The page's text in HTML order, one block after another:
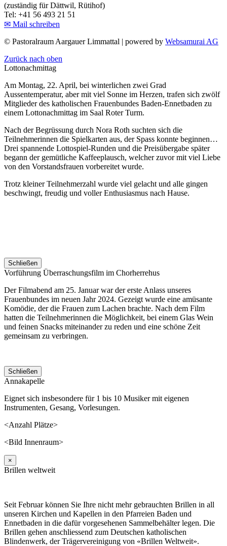
(zuständig für Dättwil, Rütihof)
Tel: +41 56 493 21 51
✉ Mail schreiben
© Pastoralraum Aargauer Limmattal | powered by Websamurai AG
Zurück nach oben
Lottonachmittag
Am Montag, 22. April, bei winterlichen zwei Grad
Aussentemperatur, aber mit viel Sonne im Herzen, trafen sich zwölf
Mitglieder des katholischen Frauenbundes Baden-Ennetbaden zu
einem Lottonachmittag im Saal Roter Turm.
Nach der Begrüssung durch Nora Roth suchten sich die
Teilnehmerinnen die Spielkarten aus, der Spass konnte beginnen…
Drei spannende Lottospiel-Runden und die Preisübergabe später
begann der gemütliche Kaffeeplausch, welcher zuvor mit viel Liebe
von den Vorstandsfrauen vorbereitet wurde.
Trotz kleiner Teilnehmerzahl wurde viel gelacht und alle gingen
beschwingt, freudig und voller Enthusiasmus nach Hause.
Schließen
Vorführung Überraschungsfilm im Chorherrehus
Der Filmabend am 25. Januar war der erste Anlass unseres
Frauenbundes im neuen Jahr 2024. Gezeigt wurde eine amüsante
Komödie, der die Frauen zum Lachen brachte. Nach dem Film
hatten die Teilnehmerinnen die Möglichkeit, bei einem Glas Wein
und feinen Snacks miteinander zu reden und eine schöne Zeit
gemeinsam zu verbringen.
Schließen
Annakapelle
Eignet sich insbesondere für 1 bis 10 Musiker mit eigenen
Instrumenten, Gesang, Vorlesungen.
<Anzahl Plätze>
<Bild Innenraum>
×
Brillen weltweit
Seit Februar können Sie Ihre nicht mehr gebrauchten Brillen in all
unseren Kirchen und Kapellen in den Pfarreien Baden und
Ennetbaden in die dafür vorgesehenen Sammelbehälter legen. Die
Brillen gehen anschliessend zum Deutschen katholischen
Blindenwerk, der Trägervereinigung von «Brillen Weltweit».